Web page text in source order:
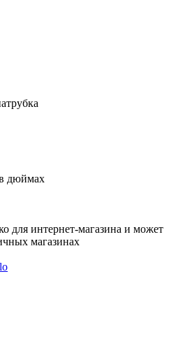
дюймах
для интернет-магазина и может
магазинах